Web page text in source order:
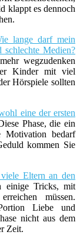
klappt es dennoch
lange darf mein
schlechte Medien?
wegzudenken
Kinder mit viel
Hörspiele sollten
eine der ersten
Phase, die ein
Motivation bedarf
kommen Sie
Eltern an den
einige Tricks, mit
müssen.
Liebe und
nicht aus dem
Zeit.